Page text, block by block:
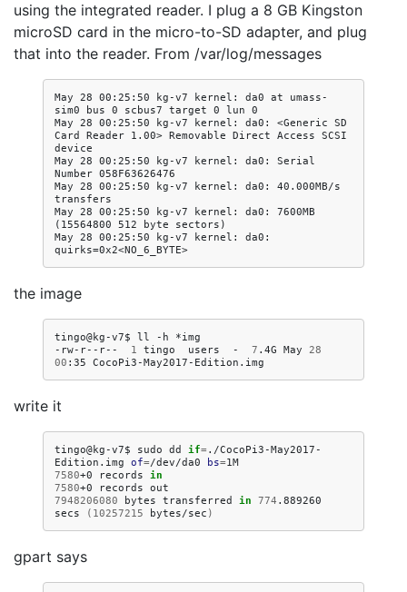
using the integrated reader. I plug a 8 GB Kingston
microSD card in the micro-to-SD adapter, and plug
that into the reader. From /var/log/messages
May 28 00:25:50 kg-v7 kernel: da0 at umass-
sim0 bus 0 scbus7 target 0 lun 0
May 28 00:25:50 kg-v7 kernel: da0: <Generic SD
Card Reader 1.00> Removable Direct Access SCSI
device
May 28 00:25:50 kg-v7 kernel: da0: Serial
Number 058F63626476
May 28 00:25:50 kg-v7 kernel: da0: 40.000MB/s
transfers
May 28 00:25:50 kg-v7 kernel: da0: 7600MB
(15564800 512 byte sectors)
May 28 00:25:50 kg-v7 kernel: da0:
the image
tingo@kg-v7$ ll -h
*img
-rw-r--r--
1 tingo users - 7 .4G May 28
00 :35
write it
tingo@kg-v7$ sudo dd if= ./CocoPi3-May2017-
Edition.img of=/dev/da0 bs=
7580+0 records in
7580+0 records
7948206080
bytes transferred in 774 .889260
secs
( 10257215 bytes/sec )
gpart says